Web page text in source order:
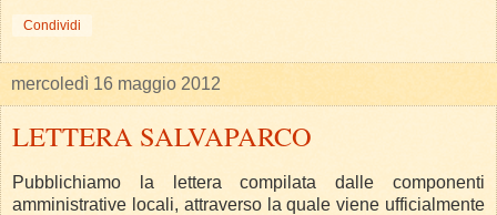
Condividi
mercoledì 16 maggio 2012
LETTERA SALVAPARCO
Pubblichiamo la lettera compilata dalle componenti
amministrative locali, attraverso la quale viene ufficialmente